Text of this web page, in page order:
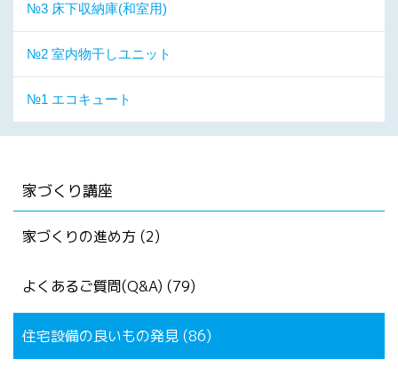
№3 床下収納庫(和室用)
№2 室内物干しユニット
№1 エコキュート
家づくり講座
家づくりの進め方 (2)
よくあるご質問(Q&A) (79)
住宅設備の良いもの発見 (86)